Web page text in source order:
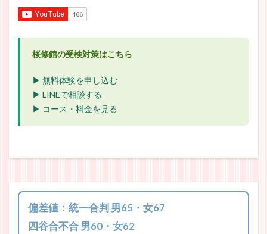
桜修館の受検対策はこちら
▶ 無料体験を申し込む
▶ LINEで相談する
▶ コース・料金を見る
偏差値：統一合判 男65・女67
四谷合不合 男60・女62